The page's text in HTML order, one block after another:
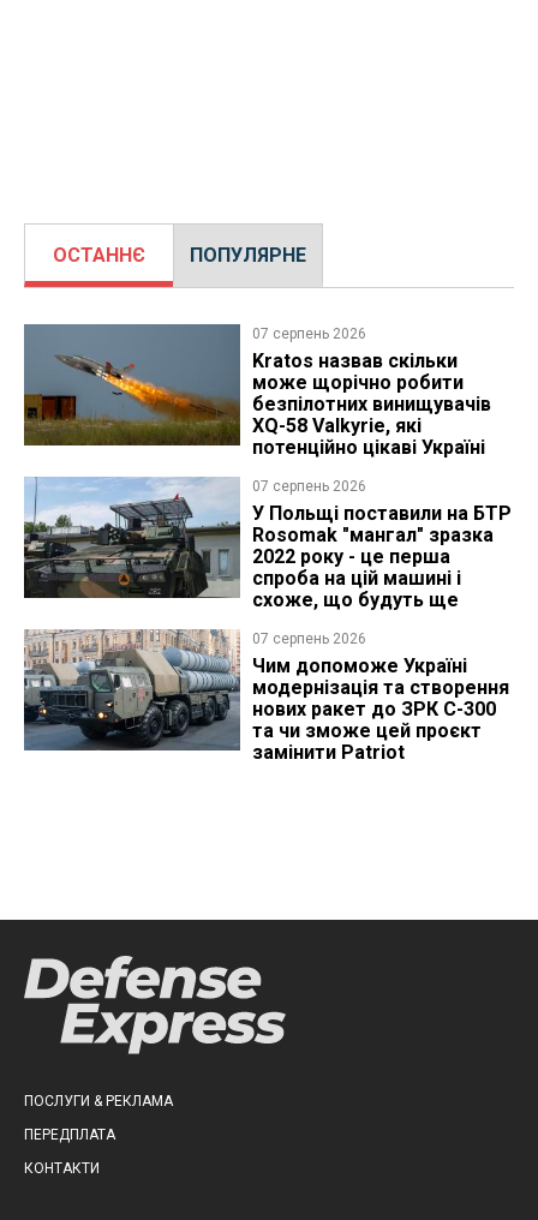
ОСТАННЄ ПОПУЛЯРНЕ
07 серпень 2026
Kratos назвав скільки
може щорічно робити
безпілотних винищувачів
XQ-58 Valkyrie, які
потенційно цікаві Україні
07 серпень 2026
У Польщі поставили на БТР
Rosomak "мангал" зразка
2022 року - це перша
спроба на цій машині і
схоже, що будуть ще
07 серпень 2026
Чим допоможе Україні
модернізація та створення
нових ракет до ЗРК С-300
та чи зможе цей проєкт
замінити Patriot
ПОСЛУГИ & РЕКЛАМА
ПЕРЕДПЛАТА
КОНТАКТИ